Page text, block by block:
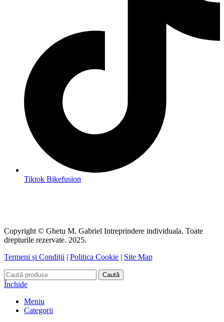
Tiktok Bikefusion
Copyright © Ghetu M. Gabriel Intreprindere individuala. Toate
drepturile rezervate. 2025.
Termeni și Condiții | Politica Cookie | Site Map
Caută
Închide
Meniu
Categorii